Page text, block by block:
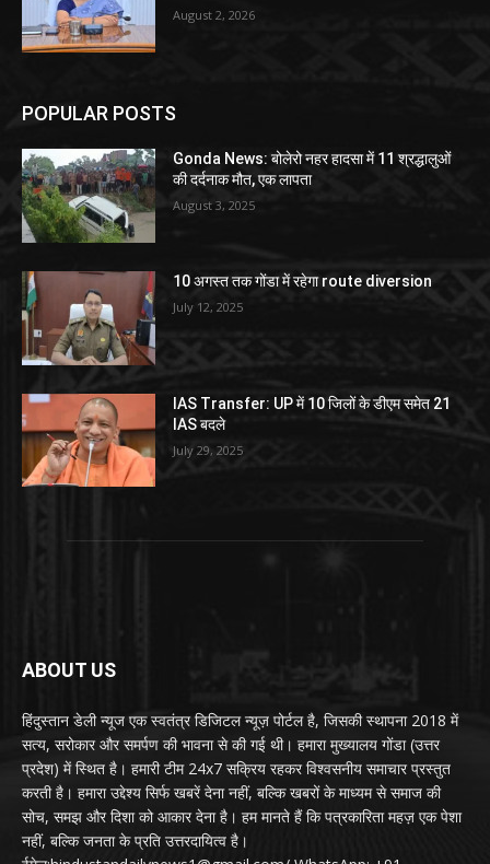
August 2, 2026
POPULAR POSTS
Gonda News: बोलेरो नहर हादसा में 11 श्रद्धालुओं
की दर्दनाक मौत, एक लापता
August 3, 2025
10 अगस्त तक गोंडा में रहेगा route diversion
July 12, 2025
IAS Transfer: UP में 10 जिलों के डीएम समेत 21
IAS बदले
July 29, 2025
ABOUT US
हिंदुस्तान डेली न्यूज एक स्वतंत्र डिजिटल न्यूज़ पोर्टल है, जिसकी स्थापना 2018 में
सत्य, सरोकार और समर्पण की भावना से की गई थी। हमारा मुख्यालय गोंडा (उत्तर
प्रदेश) में स्थित है। हमारी टीम 24x7 सक्रिय रहकर विश्वसनीय समाचार प्रस्तुत
करती है। हमारा उद्देश्य सिर्फ खबरें देना नहीं, बल्कि खबरों के माध्यम से समाज की
सोच, समझ और दिशा को आकार देना है। हम मानते हैं कि पत्रकारिता महज़ एक पेशा
नहीं, बल्कि जनता के प्रति उत्तरदायित्व है।